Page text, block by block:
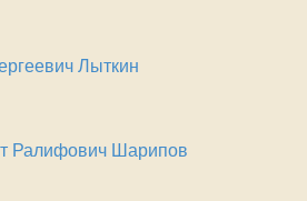
Лыткин
Ралифович Шарипов